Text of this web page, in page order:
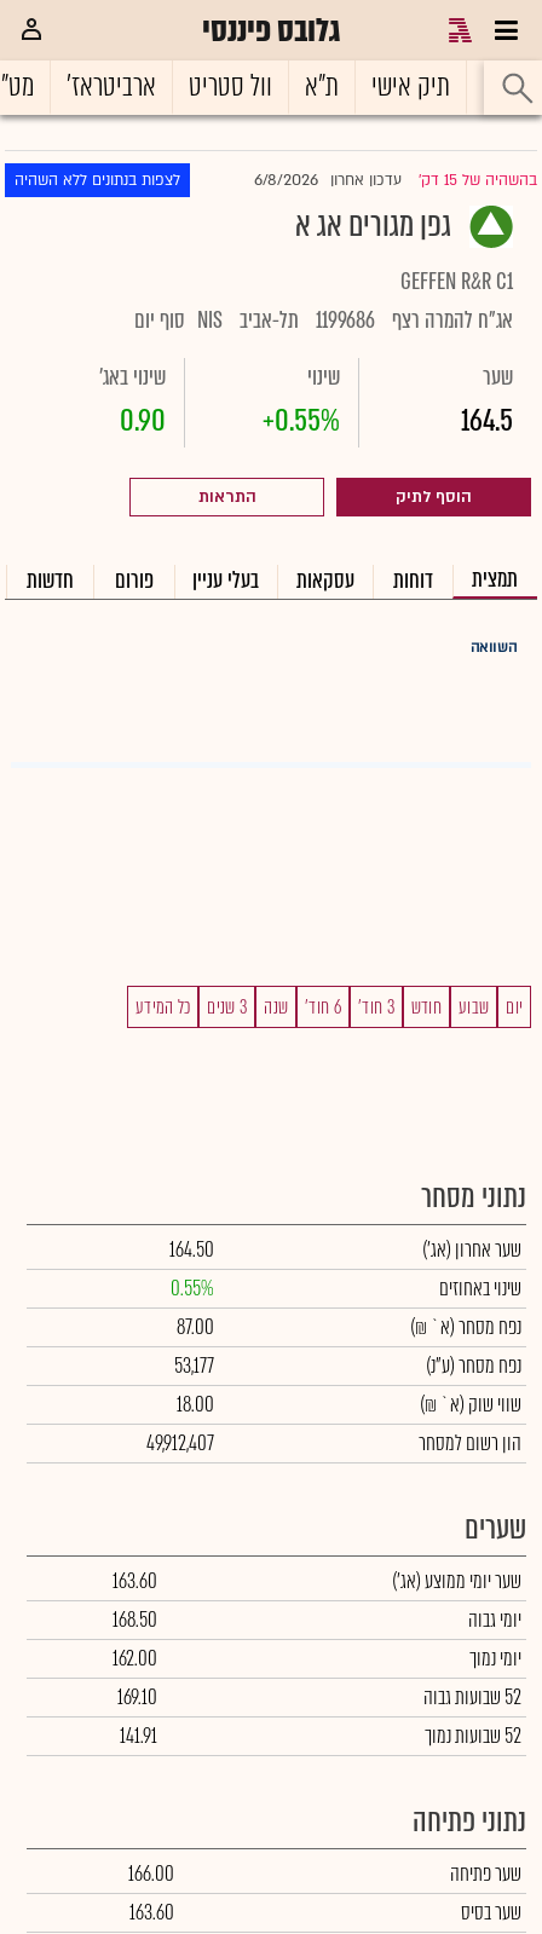
גלובס פיננסי
ראשי תיק אישי ת"א וול סטריט ארביטראז'
בהשהיה של 15 דק' |עדכון אחרון 6/8/2026 לצפות בנתונים ללא השהיה
גפן מגורים אג א
GEFFEN R&R C1
אג"ח להמרה רצף 1199686 תל-אביב NIS סוף יום
שער
164.5
שינוי
+0.55%
שינוי באג'
0.90
הוסף לתיק התראות
תמצית דוחות עסקאות בעלי עניין פורום חדשות
השוואה
יום שבוע חודש 3 חוד' 6 חוד' שנה 3 שנים כל המידע
נתוני מסחר
שער אחרון (אג')
164.50
שינוי באחוזים
0.55%
נפח מסחר(א` ₪)
87.00
נפח מסחר(ע"נ)
53,177
שווי שוק (א` ₪)
18.00
הון רשום למסחר
49,912,407
שערים
שער יומי ממוצע(אג')
163.60
יומי גבוה
168.50
יומי נמוך
162.00
52 שבועות גבוה
169.10
52 שבועות נמוך
141.91
נתוני פתיחה
שער פתיחה
166.00
שער בסיס
163.60